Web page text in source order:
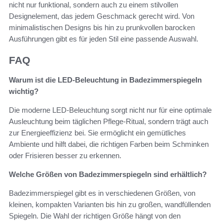
nicht nur funktional, sondern auch zu einem stilvollen
Designelement, das jedem Geschmack gerecht wird. Von
minimalistischen Designs bis hin zu prunkvollen barocken
Ausführungen gibt es für jeden Stil eine passende Auswahl.
FAQ
Warum ist die LED-Beleuchtung in Badezimmerspiegeln
wichtig?
Die moderne LED-Beleuchtung sorgt nicht nur für eine optimale
Ausleuchtung beim täglichen Pflege-Ritual, sondern trägt auch
zur Energieeffizienz bei. Sie ermöglicht ein gemütliches
Ambiente und hilft dabei, die richtigen Farben beim Schminken
oder Frisieren besser zu erkennen.
Welche Größen von Badezimmerspiegeln sind erhältlich?
Badezimmerspiegel gibt es in verschiedenen Größen, von
kleinen, kompakten Varianten bis hin zu großen, wandfüllenden
Spiegeln. Die Wahl der richtigen Größe hängt von den